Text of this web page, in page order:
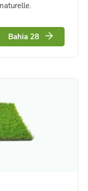
Bahia 28